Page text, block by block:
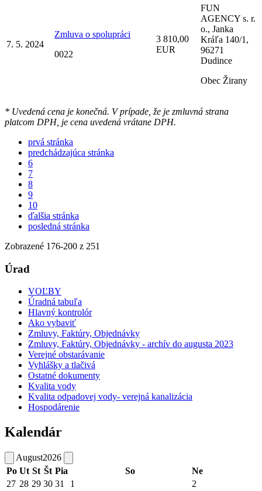
7. 5. 2024
Zmluva o spolupráci
0022
3 810,00
EUR
FUN
AGENCY s. r.
o., Janka
Kráľa 140/1,
96271
Dudince
Obec Žirany
* Uvedená cena je konečná. V prípade, že je zmluvná strana
platcom DPH, je cena uvedená vrátane DPH.
prvá stránka
predchádzajúca stránka
6
7
8
9
10
ďalšia stránka
posledná stránka
Zobrazené 176-200 z 251
Úrad
VOĽBY
Úradná tabuľa
Hlavný kontrolór
Ako vybaviť
Zmluvy, Faktúry, Objednávky
Zmluvy, Faktúry, Objednávky - archív do augusta 2023
Verejné obstarávanie
Vyhlášky a tlačivá
Ostatné dokumenty
Kvalita vody
Kvalita odpadovej vody- verejná kanalizácia
Hospodárenie
Kalendár
August2026
Po Ut St Št Pia So
Ne
27 28 29 30 31 1 2